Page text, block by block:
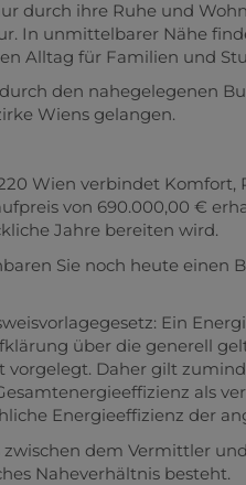
durch ihre Ruhe und
In unmittelbarer Nähe
Alltag für Familien und
den nahegelegenen
Wiens gelangen.
Wien verbindet
von 690.000,00 €
Jahre bereiten wird.
Sie noch heute einen
Ein
über die generell
vorgelegt. Daher gilt
als
Energieeffizienz der
zwischen dem Vermittler
Naheverhältnis besteht.